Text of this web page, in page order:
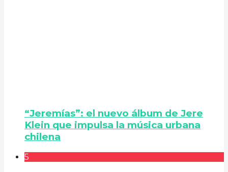
“Jeremías”: el nuevo álbum de Jere
Klein que impulsa la música urbana
chilena
5